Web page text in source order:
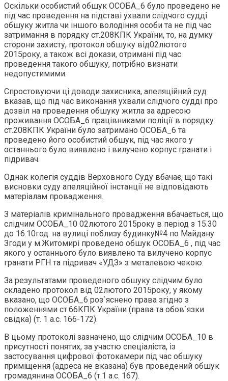
Оскільки особистий обшук ОСОБА_6 було проведено не
під час проведення на підставі ухвали слідчого судді
обшуку житла чи іншого володіння особи та не під час
затримання в порядку ст.208КПК України, то, на думку
сторони захисту, протокол обшуку від02лютого
2015року, а також всі докази, отримані під час
проведення такого обшуку, потрібно визнати
недопустимими.
Спростовуючи ці доводи захисника, апеляційний суд
вказав, що під час виконання ухвали слідчого судді про
дозвіл на проведення обшуку житла за адресою
проживання ОСОБА_6 працівниками поліції в порядку
ст.208КПК України було затримано ОСОБА_6 та
проведено його особистий обшук, під час якого у
останнього було виявлено і вилучено корпус гранати і
підривач.
Однак колегія суддів Верховного Суду вбачає, що такі
висновки суду апеляційної інстанції не відповідають
матеріалам провадження.
З матеріалів кримінального провадження вбачається, що
слідчим ОСОБА_10 02лютого 2015року в період з 15.30
до 16.10год. на вулиці поблизу будинку№4 по Майдану
Згоди у м.Житомирі проведено обшук ОСОБА_6 , під час
якого у останнього було виявлено та вилучено корпус
гранати РГН та підривач «УДЗ» з металевою чекою.
За результатами проведеного обшуку слідчим було
складено протокол від 02лютого 2015року, у якому
вказано, що ОСОБА_6 роз`яснено права згідно з
положеннями ст.66КПК України (права та обов`язки
свідка) (т. 1 а.с. 166-172).
В цьому протоколі зазначено, що слідчим ОСОБА_10 в
присутності понятих, за участю спеціаліста, із
застосування цифрової фотокамери під час обшуку
приміщення (адреса не вказана) був проведений обшук
громадянина ОСОБА_6 (т.1 а.с. 167).